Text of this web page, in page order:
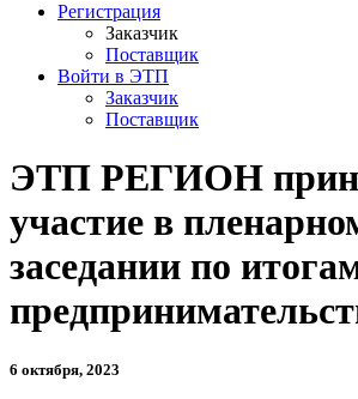
Регистрация
Заказчик
Поставщик
Войти в ЭТП
Заказчик
Поставщик
ЭТП РЕГИОН
участие в
заседании по
6 октября, 2023